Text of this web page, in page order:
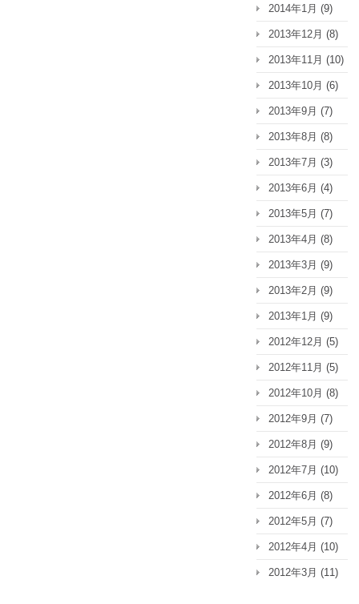
2014年1月 (9)
2013年12月 (8)
2013年11月 (10)
2013年10月 (6)
2013年9月 (7)
2013年8月 (8)
2013年7月 (3)
2013年6月 (4)
2013年5月 (7)
2013年4月 (8)
2013年3月 (9)
2013年2月 (9)
2013年1月 (9)
2012年12月 (5)
2012年11月 (5)
2012年10月 (8)
2012年9月 (7)
2012年8月 (9)
2012年7月 (10)
2012年6月 (8)
2012年5月 (7)
2012年4月 (10)
2012年3月 (11)